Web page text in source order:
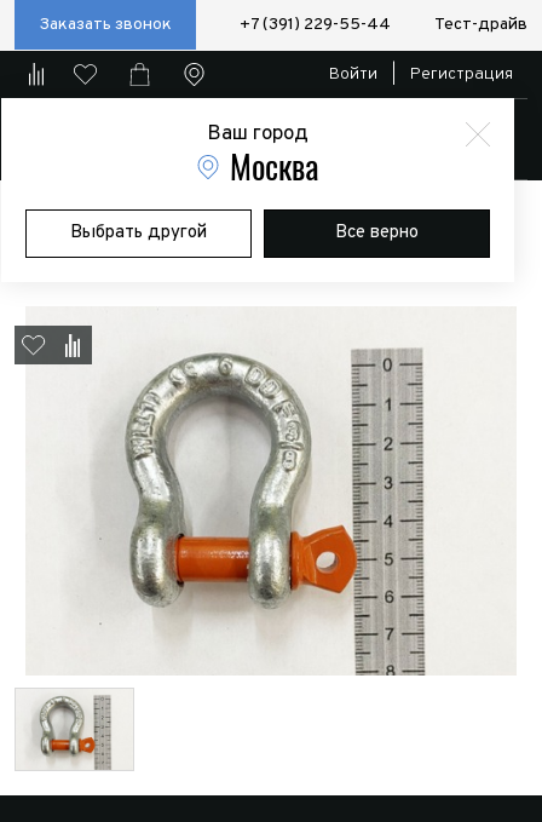
Заказать звонок +7 (391) 229-55-44 Тест-драйв
Ваш город
Москва
Выбрать другой Все верно
Войти Регистрация
Главная Магазин Дополнительное оборудование
Лебедки
Шакл омегообразный 1т